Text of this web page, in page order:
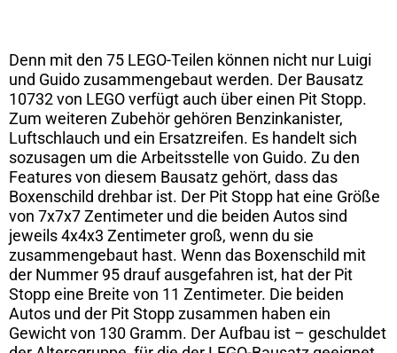
Denn mit den 75 LEGO-Teilen können nicht nur Luigi
und Guido zusammengebaut werden. Der Bausatz
10732 von LEGO verfügt auch über einen Pit Stopp.
Zum weiteren Zubehör gehören Benzinkanister,
Luftschlauch und ein Ersatzreifen. Es handelt sich
sozusagen um die Arbeitsstelle von Guido. Zu den
Features von diesem Bausatz gehört, dass das
Boxenschild drehbar ist. Der Pit Stopp hat eine Größe
von 7x7x7 Zentimeter und die beiden Autos sind
jeweils 4x4x3 Zentimeter groß, wenn du sie
zusammengebaut hast. Wenn das Boxenschild mit
der Nummer 95 drauf ausgefahren ist, hat der Pit
Stopp eine Breite von 11 Zentimeter. Die beiden
Autos und der Pit Stopp zusammen haben ein
Gewicht von 130 Gramm. Der Aufbau ist – geschuldet